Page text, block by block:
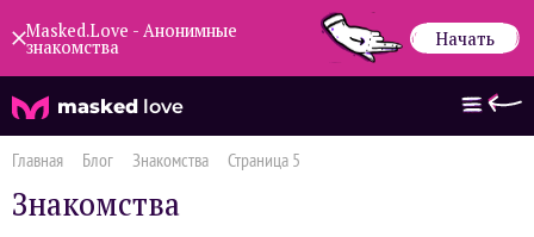
Masked.Love - Анонимные
знакомства Начать
masked love
Главная Блог Знакомства Страница 5
Знакомства